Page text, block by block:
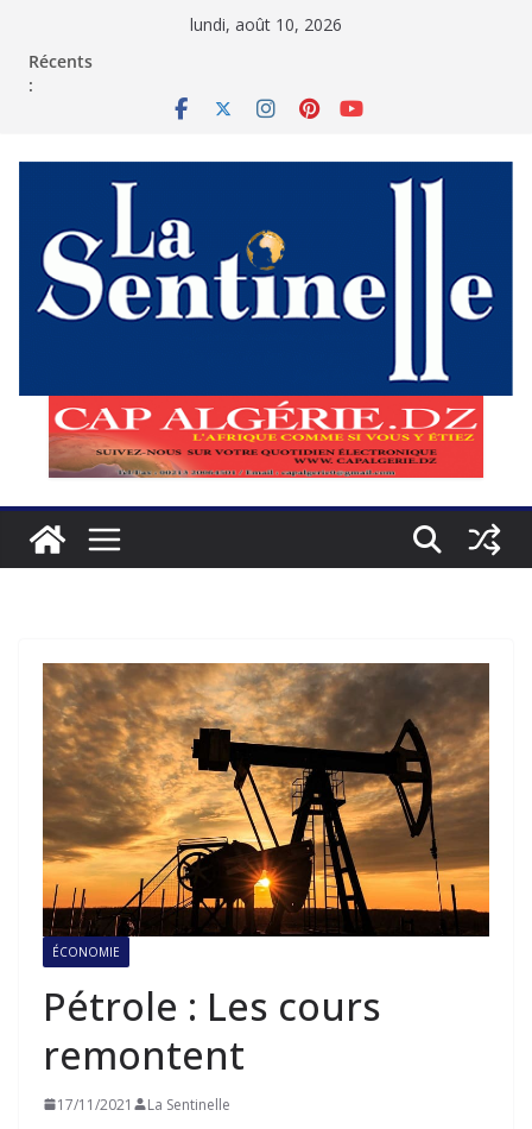
lundi, août 10, 2026
Récents
:
ÉCONOMIE
Pétrole : Les cours
remontent
17/11/2021 La Sentinelle